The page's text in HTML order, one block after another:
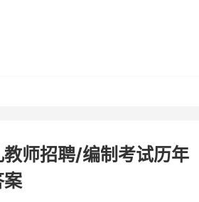
师招聘/编制考试历年
案